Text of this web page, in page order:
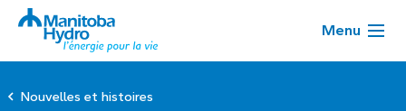
Menu
Nouvelles et histoires